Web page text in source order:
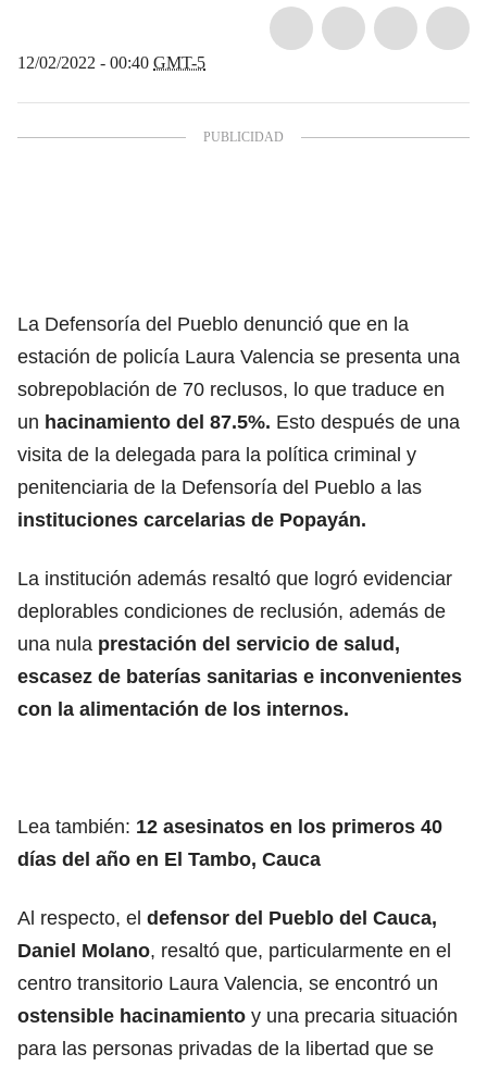
12/02/2022 - 00:40 GMT-5
La Defensoría del Pueblo denunció que en la
estación de policía Laura Valencia se presenta una
sobrepoblación de 70 reclusos, lo que traduce en
un hacinamiento del 87.5%. Esto después de una
visita de la delegada para la política criminal y
penitenciaria de la Defensoría del Pueblo a las
instituciones carcelarias de Popayán.
La institución además resaltó que logró evidenciar
deplorables condiciones de reclusión, además de
una nula prestación del servicio de salud,
escasez de baterías sanitarias e inconvenientes
con la alimentación de los internos.
Lea también: 12 asesinatos en los primeros 40
días del año en El Tambo, Cauca
Al respecto, el defensor del Pueblo del Cauca,
Daniel Molano, resaltó que, particularmente en el
centro transitorio Laura Valencia, se encontró un
ostensible hacinamiento y una precaria situación
para las personas privadas de la libertad que se